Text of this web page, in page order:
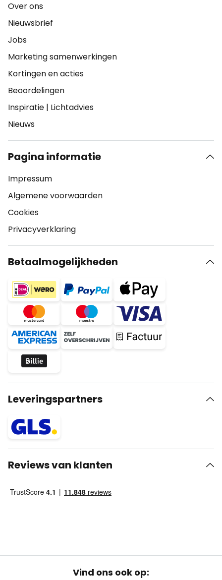
Over ons
Nieuwsbrief
Jobs
Marketing samenwerkingen
Kortingen en acties
Beoordelingen
Inspiratie | Lichtadvies
Nieuws
Pagina informatie
Impressum
Algemene voorwaarden
Cookies
Privacyverklaring
Betaalmogelijkheden
Leveringspartners
Reviews van klanten
Vind ons ook op: